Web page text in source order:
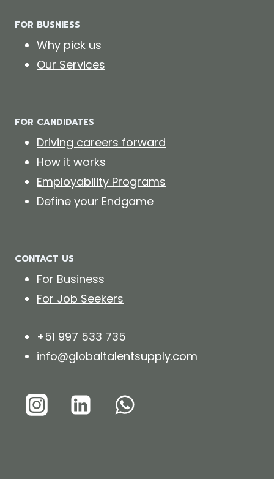
FOR BUSNIESS
Why pick us
Our Services
FOR CANDIDATES
Driving careers forward
How it works
Employability Programs
Define your Endgame
CONTACT US
For Business
For Job Seekers
+51 997 533 735
info@globaltalentsupply.com